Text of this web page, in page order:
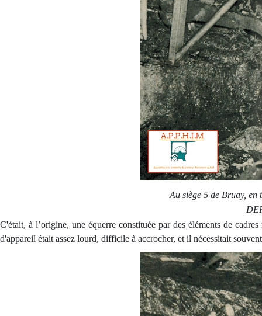
Au siège 5 de Bruay,
C'était, à l’origine, une équerre constituée par des éléments de
d'appareil était assez lourd, difficile à accrocher, et il nécessitait